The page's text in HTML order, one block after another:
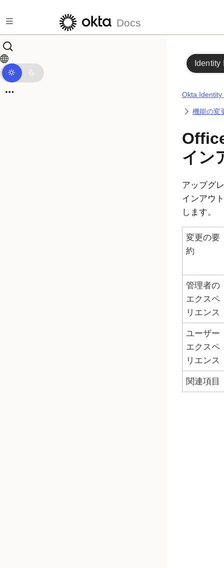
Docs
Identity
Okta Identity
機能の変
イン
アップグ
インアウ
します。
変更の要
約
管理者の
エクスペ
リエンス
ユーザー
エクスペ
リエンス
関連項目